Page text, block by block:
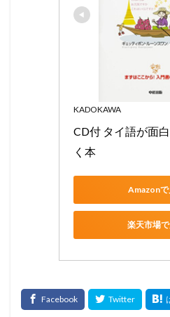
KADOKAWA
CD付 タイ語が面
く本
Amazonで
楽天市場